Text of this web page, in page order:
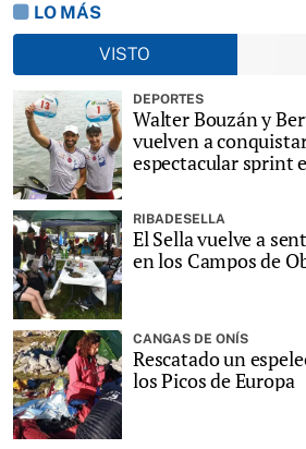
LO MÁS
VISTO
DEPORTES
Walter Bouzán y
vuelven a
espectacular sprint
RIBADESELLA
El Sella vuelve a
en los Campos de
CANGAS DE ONÍS
Rescatado un
los Picos de Europa